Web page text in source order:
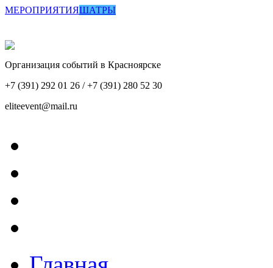
МЕРОПРИЯТИЯШАТРЫ
Организация событий в Красноярске
+7 (391) 292 01 26 / +7 (391) 280 52 30
eliteevent@mail.ru